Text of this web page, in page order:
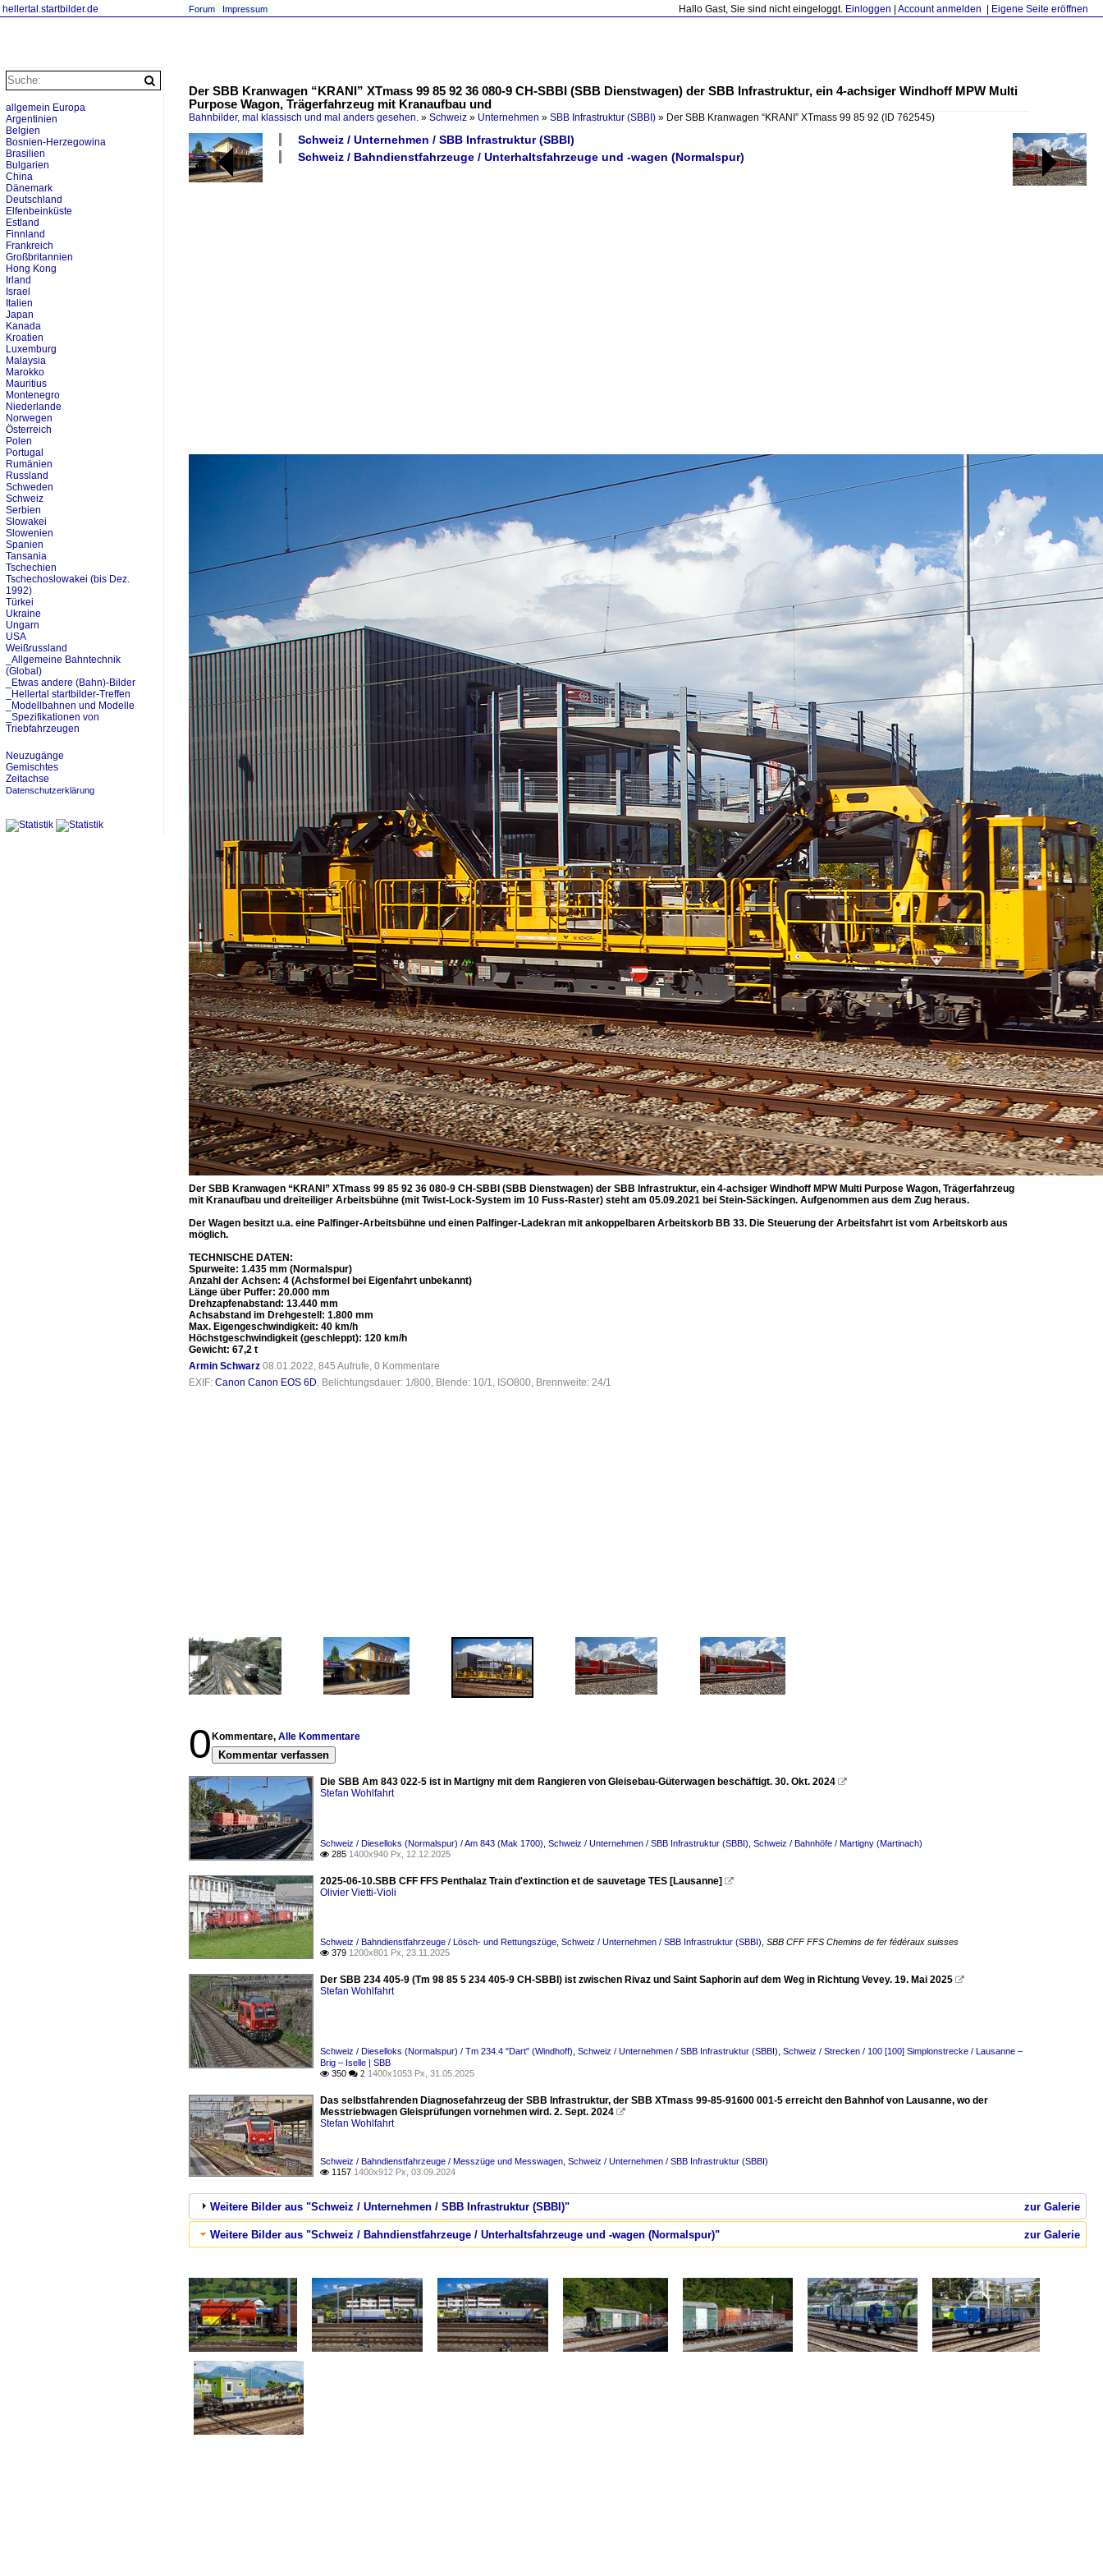
hellertal.startbilder.de Hallo Gast, Sie sind nicht eingeloggt. Einloggen Account anmelden Eigene Seite eröffnen
Forum Impressum
Der SBB Kranwagen “KRANI” XTmass 99 85 92 36 080-9 CH-SBBI (SBB Dienstwagen) der SBB Infrastruktur, ein 4-achsiger Windhoff MPW Multi
Purpose Wagon, Trägerfahrzeug mit Kranaufbau und
Bahnbilder, mal klassisch und mal anders gesehen. » Schweiz » Unternehmen » SBB Infrastruktur (SBBI) » Der SBB Kranwagen “KRANI” XTmass 99 85 92 (ID 762545)
Schweiz / Unternehmen / SBB Infrastruktur (SBBI)
Schweiz / Bahndienstfahrzeuge / Unterhaltsfahrzeuge und -wagen (Normalspur)
Der SBB Kranwagen “KRANI” XTmass 99 85 92 36 080-9 CH-SBBI (SBB Dienstwagen) der SBB Infrastruktur, ein 4-achsiger Windhoff MPW Multi Purpose Wagon, Trägerfahrzeug
mit Kranaufbau und dreiteiliger Arbeitsbühne (mit Twist-Lock-System im 10 Fuss-Raster) steht am 05.09.2021 bei Stein-Säckingen. Aufgenommen aus dem Zug heraus.
Der Wagen besitzt u.a. eine Palfinger-Arbeitsbühne und einen Palfinger-Ladekran mit ankoppelbaren Arbeitskorb BB 33. Die Steuerung der Arbeitsfahrt ist vom Arbeitskorb aus
möglich.
TECHNISCHE DATEN:
Spurweite: 1.435 mm (Normalspur)
Anzahl der Achsen: 4 (Achsformel bei Eigenfahrt unbekannt)
Länge über Puffer: 20.000 mm
Drehzapfenabstand: 13.440 mm
Achsabstand im Drehgestell: 1.800 mm
Max. Eigengeschwindigkeit: 40 km/h
Höchstgeschwindigkeit (geschleppt): 120 km/h
Gewicht: 67,2 t
Armin Schwarz 08.01.2022, 845 Aufrufe, 0 Kommentare
EXIF: Canon Canon EOS 6D, Belichtungsdauer: 1/800, Blende: 10/1, ISO800, Brennweite: 24/1
0 Kommentare, Alle Kommentare
Kommentar verfassen
Die SBB Am 843 022-5 ist in Martigny mit dem Rangieren von Gleisebau-Güterwagen beschäftigt. 30. Okt. 2024 
Stefan Wohlfahrt
Schweiz / Dieselloks (Normalspur) / Am 843 (Mak 1700) Schweiz / Unternehmen / SBB Infrastruktur (SBBI) Schweiz / Bahnhöfe / Martigny (Martinach)
 285 1400x940 Px, 12.12.2025
2025-06-10.SBB CFF FFS Penthalaz Train d'extinction et de sauvetage TES [Lausanne] 
Olivier Vietti-Violi
Schweiz / Bahndienstfahrzeuge / Lösch- und Rettungszüge Schweiz / Unternehmen / SBB Infrastruktur (SBBI) SBB CFF FFS Chemins de fer fédéraux suisses
 379 1200x801 Px, 23.11.2025
Der SBB 234 405-9 (Tm 98 85 5 234 405-9 CH-SBBI) ist zwischen Rivaz und Saint Saphorin auf dem Weg in Richtung Vevey. 19. Mai 2025 
Stefan Wohlfahrt
Schweiz / Dieselloks (Normalspur) / Tm 234.4 "Dart" (Windhoff) Schweiz / Unternehmen / SBB Infrastruktur (SBBI) Schweiz / Strecken / 100 [100] Simplonstrecke / Lausanne –
Brig – Iselle | SBB
 350  2 1400x1053 Px, 31.05.2025
Das selbstfahrenden Diagnosefahrzeug der SBB Infrastruktur, der SBB XTmass 99-85-91600 001-5 erreicht den Bahnhof von Lausanne, wo der
Messtriebwagen Gleisprüfungen vornehmen wird. 2. Sept. 2024 
Stefan Wohlfahrt
Schweiz / Bahndienstfahrzeuge / Messzüge und Messwagen Schweiz / Unternehmen / SBB Infrastruktur (SBBI)
 1157 1400x912 Px, 03.09.2024
zur Galerie
Weitere Bilder aus "Schweiz / Unternehmen / SBB Infrastruktur (SBBI)"
zur Galerie
Weitere Bilder aus "Schweiz / Bahndienstfahrzeuge / Unterhaltsfahrzeuge und -wagen (Normalspur)"
allgemein Europa
Argentinien
Belgien
Bosnien-Herzegowina
Brasilien
Bulgarien
China
Dänemark
Deutschland
Elfenbeinküste
Estland
Finnland
Frankreich
Großbritannien
Hong Kong
Irland
Israel
Italien
Japan
Kanada
Kroatien
Luxemburg
Malaysia
Marokko
Mauritius
Montenegro
Niederlande
Norwegen
Österreich
Polen
Portugal
Rumänien
Russland
Schweden
Schweiz
Serbien
Slowakei
Slowenien
Spanien
Tansania
Tschechien
Tschechoslowakei (bis Dez.
1992)
Türkei
Ukraine
Ungarn
USA
Weißrussland
_Allgemeine Bahntechnik
(Global)
_Etwas andere (Bahn)-Bilder
_Hellertal startbilder-Treffen
_Modellbahnen und Modelle
_Spezifikationen von
Triebfahrzeugen
Neuzugänge
Gemischtes
Zeitachse
Datenschutzerklärung